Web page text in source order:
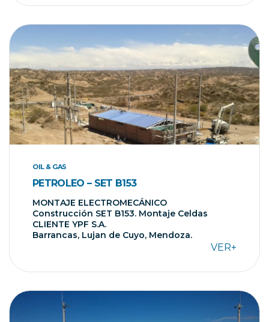
OIL & GAS
PETROLEO – SET B153
MONTAJE ELECTROMECÁNICO
Construcción SET B153. Montaje Celdas
CLIENTE YPF S.A.
Barrancas, Lujan de Cuyo, Mendoza.
VER+